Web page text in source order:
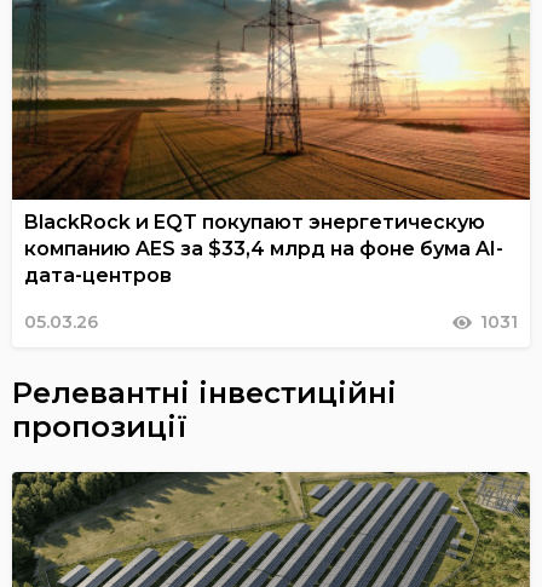
BlackRock и EQT покупают энергетическую
компанию AES за $33,4 млрд на фоне бума AI-
дата-центров
05.03.26 1031
Релевантні інвестиційні
пропозиції